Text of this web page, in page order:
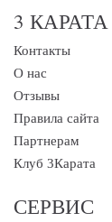
3 КАРАТА
Контакты
О нас
Отзывы
Правила сайта
Партнерам
Клуб 3Карата
СЕРВИС